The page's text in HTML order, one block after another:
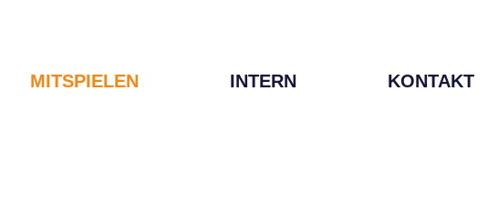
MITSPIELEN INTERN KONTAKT